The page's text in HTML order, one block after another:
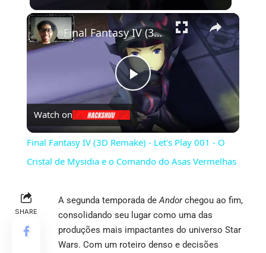
×
Play
Video
Final Fantasy IV (3D Remake) - Let's Play 001 - O Cristal de Mysidia e o Comando do Asas Vermelhas
Watch on
Final Fantasy IV (3D Remake) - Let's Play 001 - O
Cristal de Mysidia e o Comando do Asas Vermelhas
SHARE
A segunda temporada de Andorchegou ao fim,
consolidando seu lugar como uma das
produções mais impactantes do universo Star
Wars. Com um roteiro denso e decisões